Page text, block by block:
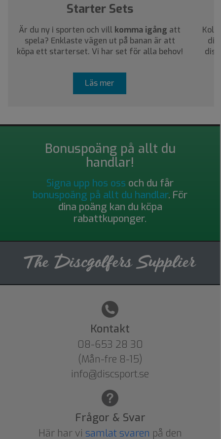
Starter Sets
Är du ny i sporten och vill komma igång att
spela? Enklaste vägen ut på banan är att
köpa ett starterset. Vi har set för alla behov!
Läs mer
Bonuspoäng på allt du
handlar!
Signa upp hos oss och du får
bonuspoäng på allt du handlar. För
dina poäng kan du köpa
rabattkuponger.
Kontakt
08-653 28 30
(Mån-fre 8-15)
info@discsport.se
Frågor & Svar
Här har vi samlat svaren på den